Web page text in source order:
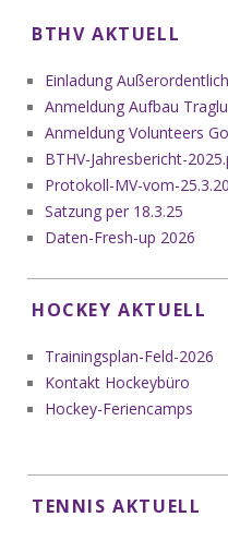
BTHV AKTUELL
Einladung
Anmeldung Aufbau
Anmeldung Volunteers
BTHV-Jahresbericht-
Protokoll-MV-vom-
Satzung per 18.3.25
Daten-Fresh-up 2026
HOCKEY AKTUELL
Trainingsplan-Feld-2026
Kontakt Hockeybüro
Hockey-Feriencamps
TENNIS AKTUELL